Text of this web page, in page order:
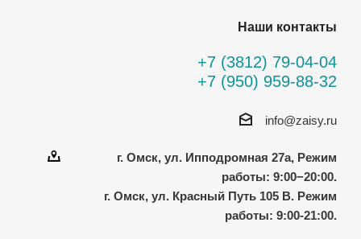
Наши контакты
+7 (3812) 79-04-04
+7 (950) 959-88-32
info@zaisy.ru
г. Омск, ул. Ипподромная 27а, Режим
работы: 9:00−20:00.
г. Омск, ул. Красный Путь 105 В. Режим
работы: 9:00-21:00.